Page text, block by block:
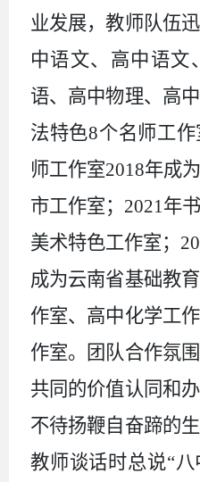
业发展，教师队伍
中语文、高中语文
语、高中物理、高
法特色8个名师工
师工作室2018年成
市工作室；2021年
美术特色工作室；
成为云南省基础教
作室、高中化学工
作室。团队合作氛
共同的价值认同和
不待扬鞭自奋蹄的
教师谈话时总说“